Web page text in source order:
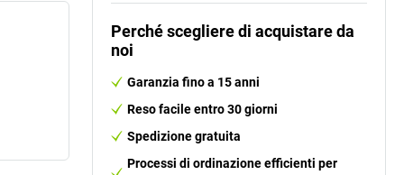
Perché scegliere di acquistare da
noi
Garanzia fino a 15 anni
Reso facile entro 30 giorni
Spedizione gratuita
Processi di ordinazione efficienti per